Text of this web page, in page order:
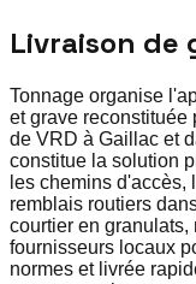
Livraison de
Tonnage organise
et grave reconstituée
de VRD à Gaillac et
constitue la solution
les chemins d'accès,
remblais routiers
courtier en
fournisseurs locaux
normes et livrée